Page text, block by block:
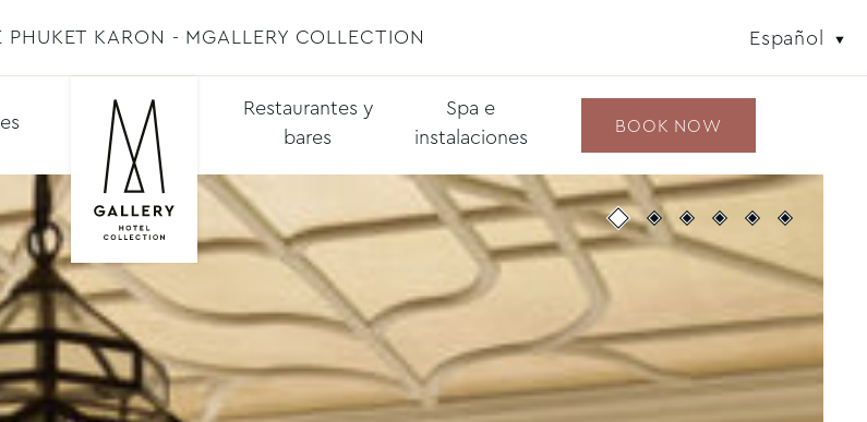
PHUKET KARON - MGALLERY COLLECTION Español
Restaurantes y
bares
Spa e
instalaciones
BOOK NOW